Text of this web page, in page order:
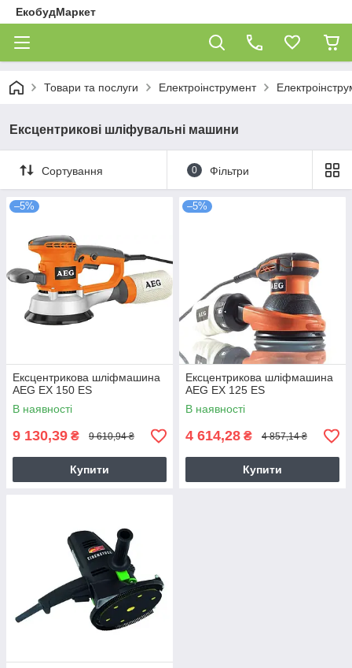
ЕкобудМаркет
Товари та послуги Електроінструмент
Ексцентрикові шліфувальні машини
Сортування 0 Фільтри
–5%
Ексцентрикова шліфмашина
AEG EX 150 ES
В наявності
9 130,39 ₴ 9 610,94 ₴
Купити
–5%
Ексцентрикова шліфмашина
AEG EX 125 ES
В наявності
4 614,28 ₴ 4 857,14 ₴
Купити